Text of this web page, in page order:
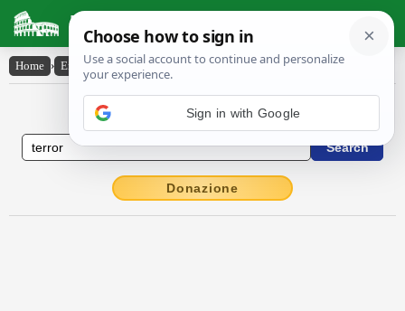
Latin Dictionary
Home › English-Latin › terror
English to Latin Dictionary
Donazione
Sign in with Google